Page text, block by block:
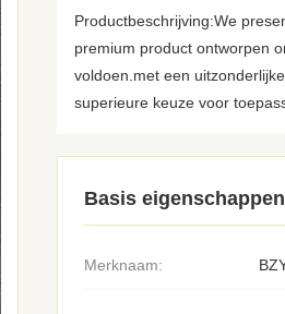
Productbeschrijving:We
premium product ontworpen
voldoen.met een
superieure keuze voor
Basis eigenschappen
Merknaam: